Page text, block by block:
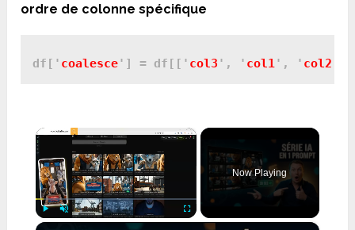
ordre de colonne spécifique
df[' coalesce'] = df[[' col3 ', ' col1', ' col2
×
Now Playing